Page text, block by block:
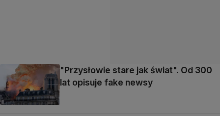
"Przysłowie stare jak świat". Od 300
lat opisuje fake newsy